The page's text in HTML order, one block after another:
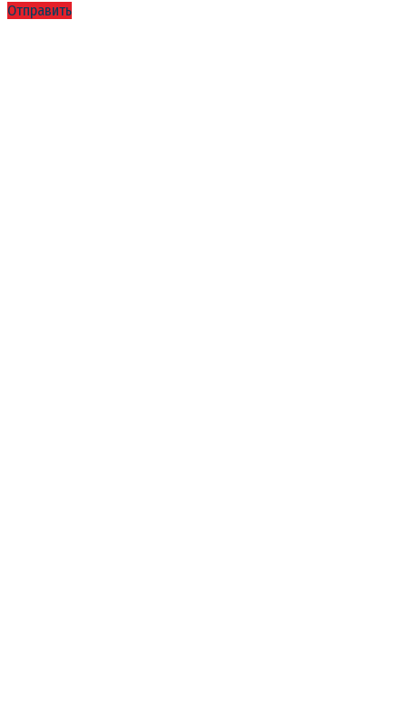
Отправить